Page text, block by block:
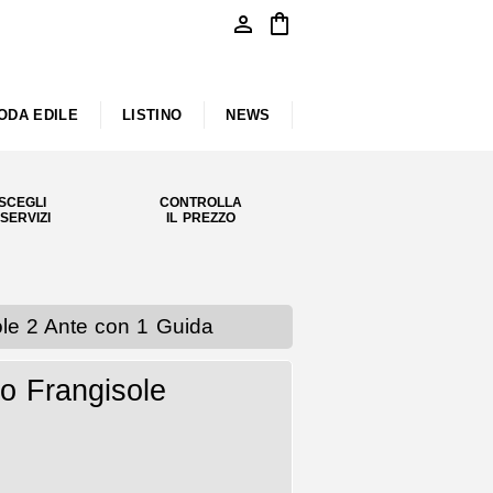
person shopping_bag
EDILE LISTINO NEWS
I SERVIZI
CONTROLLA
IL PREZZO
2 Ante con 1 Guida
Frangisole